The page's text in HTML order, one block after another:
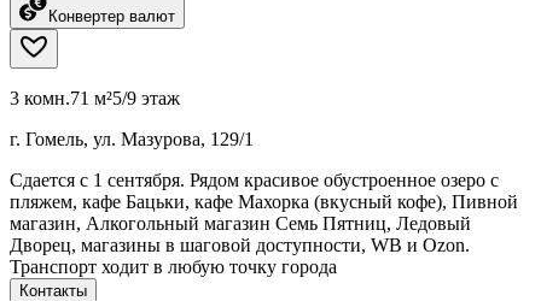
Конвертер валют
3 комн.71 м²5/9 этаж
г. Гомель, ул. Мазурова, 129/1
Сдается с 1 сентября. Рядом красивое обустроенное озеро с
пляжем, кафе Бацьки, кафе Махорка (вкусный кофе), Пивной
магазин, Алкогольный магазин Семь Пятниц, Ледовый
Дворец, магазины в шаговой доступности, WB и Ozon.
Транспорт ходит в любую точку города
Контакты